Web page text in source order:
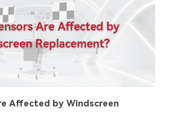
Affected by Windscreen